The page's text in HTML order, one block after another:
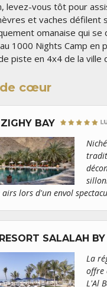
levez-vous tôt pour
et vaches défilent
omanaise qui
1000 Nights Camp
piste en 4x4 de la ville
cœur
BAY
airs lors d'un envol
SALALAH
La
offre
L'Al